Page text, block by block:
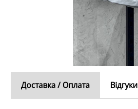
Доставка / Оплата Відгуки